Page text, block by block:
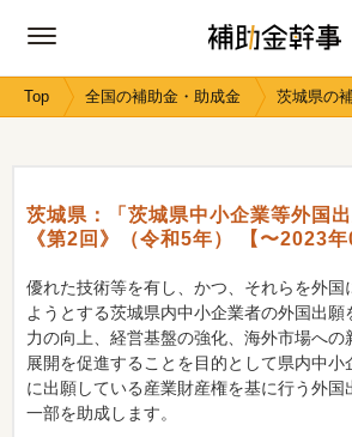
Top 全国の補助金・助成金 茨城県の
茨城県：「茨城県中小企業等外国出
《第2回》（令和5年） 【〜2023年
優れた技術等を有し、かつ、それらを外国
ようとする茨城県内中小企業者の外国出願
力の向上、経営基盤の強化、海外市場への
展開を促進することを目的として県内中小
に出願している産業財産権を基に行う外国
一部を助成します。